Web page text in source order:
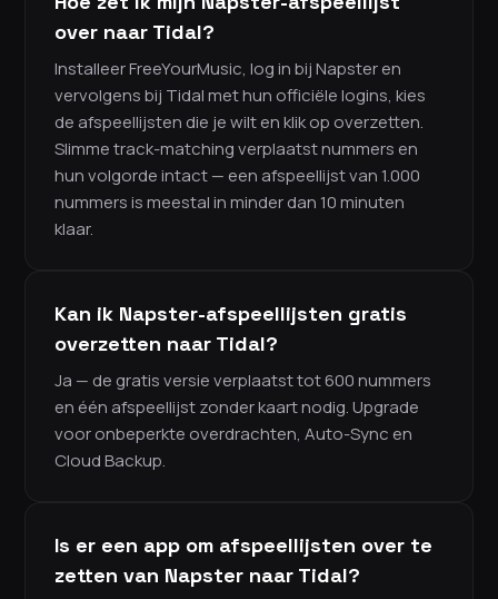
over naar Tidal?
Installeer FreeYourMusic, log in bij Napster en
vervolgens bij Tidal met hun officiële logins, kies
de afspeellijsten die je wilt en klik op overzetten.
Slimme track-matching verplaatst nummers en
hun volgorde intact — een afspeellijst van 1.000
nummers is meestal in minder dan 10 minuten
klaar.
Kan ik Napster-afspeellijsten gratis
overzetten naar Tidal?
Ja — de gratis versie verplaatst tot 600 nummers
en één afspeellijst zonder kaart nodig. Upgrade
voor onbeperkte overdrachten, Auto-Sync en
Cloud Backup.
Is er een app om afspeellijsten over te
zetten van Napster naar Tidal?